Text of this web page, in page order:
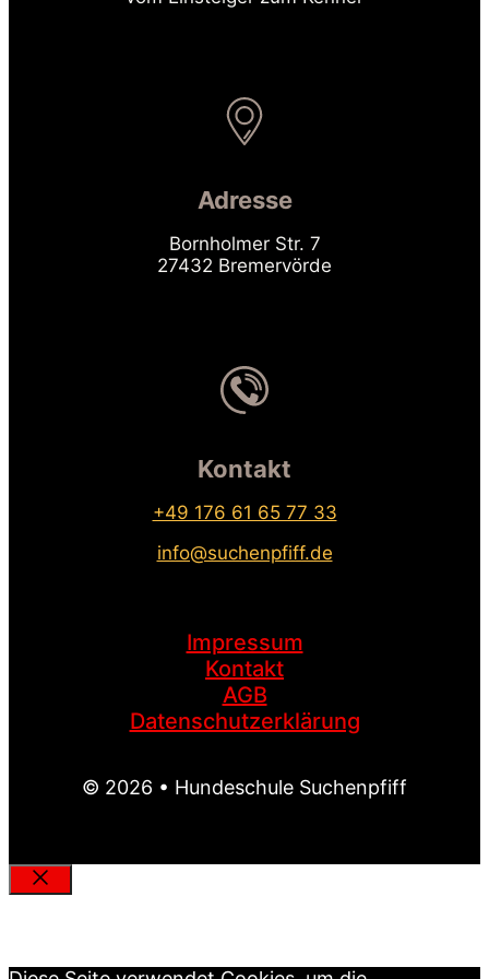
Adresse
Bornholmer Str. 7
27432 Bremervörde
Kontakt
+49 176 61 65 77 33
info@suchenpfiff.de
Impressum
Kontakt
AGB
Datenschutzerklärung
© 2026 • Hundeschule Suchenpfiff
Schließen